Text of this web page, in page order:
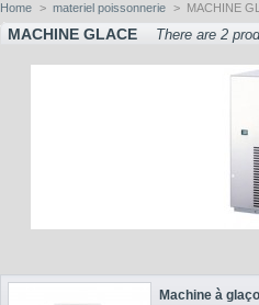
Home > materiel poissonnerie > MACHINE
MACHINE GLACE There are 2
Machine à